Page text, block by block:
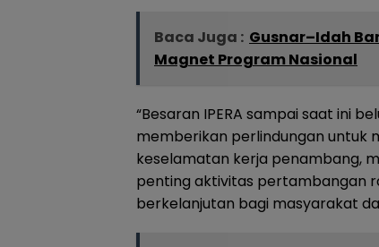
Baca Juga : Gusnar–Idah
Magnet Program Nasional
“Besaran IPERA sampai saat ini
memberikan perlindungan untuk
keselamatan kerja penambang,
penting aktivitas pertambangan
berkelanjutan bagi masyarakat